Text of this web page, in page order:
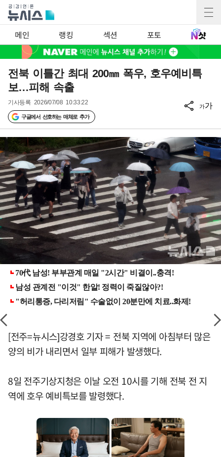
메인 랭킹 섹션 포토
전북 이틀간 최대 200㎜ 폭우, 호우예비특
보…피해 속출
기사등록 2026/07/08 10:33:22
구글에서 선호하는 매체로 추가
가가
[전주=뉴시스]강경호 기자 = 전북 지역에 아침부터 많은
양의 비가 내리면서 일부 피해가 발생했다.
8일 전주기상지청은 이날 오전 10시를 기해 전북 전 지
역에 호우 예비특보를 발령했다.